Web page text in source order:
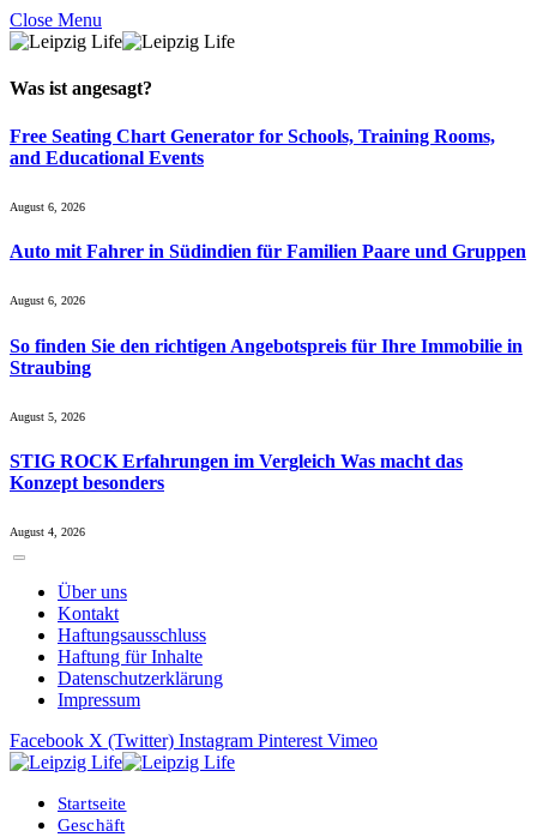
Close Menu
Was ist angesagt?
Free Seating Chart Generator for Schools, Training Rooms,
and Educational Events
August 6, 2026
Auto mit Fahrer in Südindien für Familien Paare und Gruppen
August 6, 2026
So finden Sie den richtigen Angebotspreis für Ihre Immobilie in
Straubing
August 5, 2026
STIG ROCK Erfahrungen im Vergleich Was macht das
Konzept besonders
August 4, 2026
Über uns
Kontakt
Haftungsausschluss
Haftung für Inhalte
Datenschutzerklärung
Impressum
Facebook X (Twitter) Instagram Pinterest Vimeo
Startseite
Geschäft